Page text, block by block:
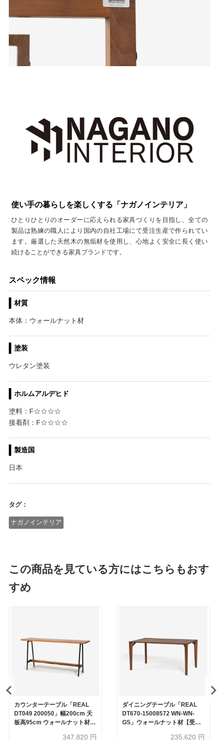
使い手の暮らしを楽しくする「ナガノインテリア」
ひとりひとりのオーダーに応えられる家具づくりを目指し、全ての
製品は熟練の職人により国内の自社工場にて受注生産で作られてい
ます。厳選した天然木の無垢材を使用し、心地よく安全に長く使い
続けることができる家具ブランドです。
スペック情報
材質
本体：ウォールナット材
塗装
ウレタン塗装
ホルムアルデヒド
塗料：F☆☆☆☆
接着剤：F☆☆☆☆
製造国
日本
タグ：
ナガノインテリア
この商品を見ている方にはこちらもおす
すめ
カウンターテーブル「REAL
DT049 200050」幅200cm 天
板高95cm ウォールナット材
347,820 円
ダイニングテーブル「REAL
DT670-15008572 WN-WN-
GS」ウォールナット材【受注
235,620 円